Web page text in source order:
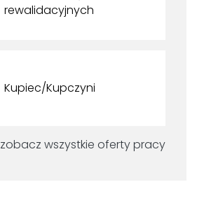
rewalidacyjnych
Kupiec/Kupczyni
zobacz wszystkie oferty pracy